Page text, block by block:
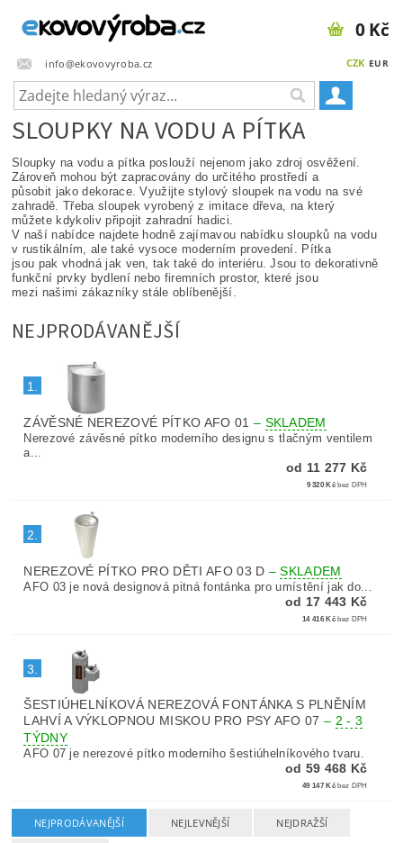
info@ekovovyroba.cz CZK EUR
0 Kč
SLOUPKY NA VODU A PÍTKA
Sloupky na vodu a pítka poslouží nejenom jako zdroj osvěžení.
Zároveň mohou být zapracovány do určitého prostředí a
působit jako dekorace. Využijte stylový sloupek na vodu na své
zahradě. Třeba sloupek vyrobený z imitace dřeva, na který
můžete kdykoliv připojit zahradní hadici.
V naší nabídce najdete hodně zajímavou nabídku sloupků na vodu
v rustikálním, ale také vysoce moderním provedení. Pítka
jsou pak vhodná jak ven, tak také do interiéru. Jsou to dekorativně
funkční prvky bydlení nebo firemních prostor, které jsou
mezi našimi zákazníky stále oblíbenější.
NEJPRODÁVANĚJŠÍ
1.
ZÁVĚSNÉ NEREZOVÉ PÍTKO AFO 01 – SKLADEM
Nerezové závěsné pítko moderního designu s tlačným ventilem
a...
od 11 277 Kč
9 320 Kč bez DPH
2.
NEREZOVÉ PÍTKO PRO DĚTI AFO 03 D –SKLADEM
AFO 03 je nová designová pitná fontánka pro umístění jak do...
od 17 443 Kč
14 416 Kč bez DPH
3.
ŠESTIÚHELNÍKOVÁ NEREZOVÁ FONTÁNKA S PLNĚNÍM
LAHVÍ A VÝKLOPNOU MISKOU PRO PSY AFO 07– 2 - 3
TÝDNY
AFO 07 je nerezové pítko moderního šestiúhelníkového tvaru.
od 59 468 Kč
49 147 Kč bez DPH
NEJPRODÁVANĚJŠÍ NEJLEVNĚJŠÍ NEJDRAŽŠÍ